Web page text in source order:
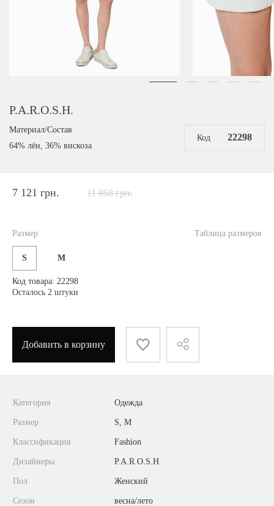
P.A.R.O.S.H.
Материал/Состав
64% лён, 36% вискоза
Код 22298
7 121 грн. 11 868 грн.
Таблица размеров
Размер
S M
Код товара: 22298
Осталось 2 штуки
Добавить в корзину
Категория Одежда
Размер S, M
Классификация Fashion
Дизайнеры P.A.R.O.S.H.
Пол Женский
Сезон весна/лето